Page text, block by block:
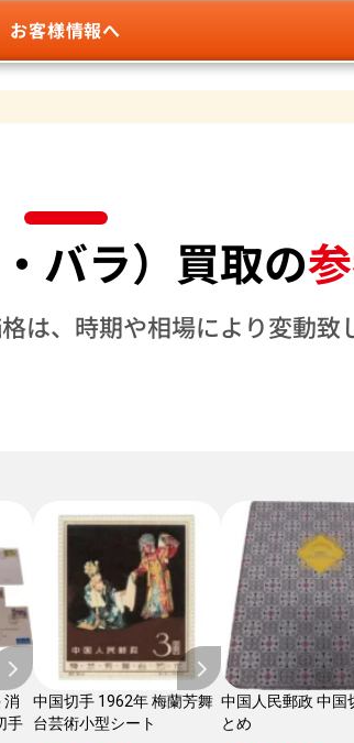
お客様情報へ
バラ）買取の
は、時期や相場により変動致
消
手
中国切手 1962年 梅蘭芳舞
台芸術小型シート
中国人民郵政 中国
とめ